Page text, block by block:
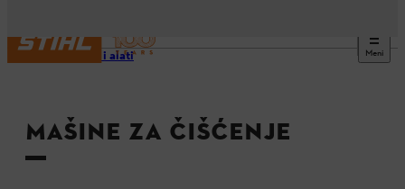
Meni
Uređaji i alati
MAŠINE ZA ČIŠĆENJE